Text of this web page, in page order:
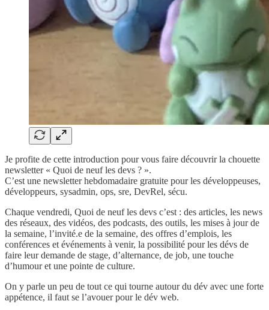
Je profite de cette introduction pour vous faire découvrir la chouette
newsletter « Quoi de neuf les devs ? ».
C’est une newsletter hebdomadaire gratuite pour les développeuses,
développeurs, sysadmin, ops, sre, DevRel, sécu.
Chaque vendredi, Quoi de neuf les devs c’est : des articles, les news
des réseaux, des vidéos, des podcasts, des outils, les mises à jour de
la semaine, l’invité.e de la semaine, des offres d’emplois, les
conférences et événements à venir, la possibilité pour les dévs de
faire leur demande de stage, d’alternance, de job, une touche
d’humour et une pointe de culture.
On y parle un peu de tout ce qui tourne autour du dév avec une forte
appétence, il faut se l’avouer pour le dév web.